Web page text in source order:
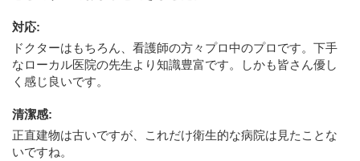
対応:
ドクターはもちろん、看護師の方々プロ中のプロです。下手
なローカル医院の先生より知識豊富です。しかも皆さん優し
く感じ良いです。
清潔感:
正直建物は古いですが、これだけ衛生的な病院は見たことな
いですね。